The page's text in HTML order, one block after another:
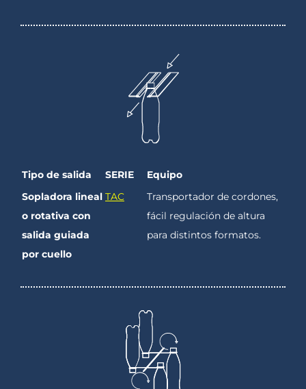
Tipo de salida SERIE
Equipo
Sopladora lineal
o rotativa con
salida guiada
por cuello
TAC
Transportador de cordones,
fácil regulación de altura
para distintos formatos.